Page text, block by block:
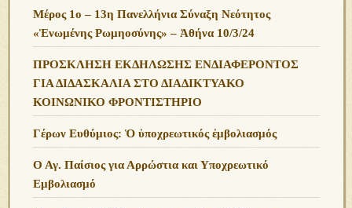
Μέρος 1ο – 13η Πανελλήνια Σύναξη Νεότητος
«Ἑνωμένης Ρωμηοσύνης» – Ἀθήνα 10/3/24
ΠΡΟΣΚΛΗΣΗ ΕΚΔΗΛΩΣΗΣ ΕΝΔΙΑΦΕΡΟΝΤΟΣ
ΓΙΑ ΔΙΔΑΣΚΑΛΙΑ ΣΤΟ ΔΙΑΔΙΚΤΥΑΚΟ
ΚΟΙΝΩΝΙΚΟ ΦΡΟΝΤΙΣΤΗΡΙΟ
Γέρων Ευθύμιος: Ὁ ὑποχρεωτικός ἐμβολιασμός
Ο Αγ. Παίσιος για Αρρώστια και Υποχρεωτικό
Εμβολιασμό